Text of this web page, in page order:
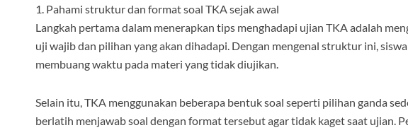
1. Pahami struktur dan format soal TKA sejak awal
Langkah pertama dalam menerapkan tips menghadapi ujian TKA adalah
uji wajib dan pilihan yang akan dihadapi. Dengan mengenal struktur ini,
membuang waktu pada materi yang tidak diujikan.
Selain itu, TKA menggunakan beberapa bentuk soal seperti pilihan ganda
berlatih menjawab soal dengan format tersebut agar tidak kaget saat ujian.